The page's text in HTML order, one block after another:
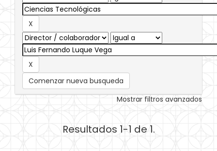
Comenzar nueva busqueda
Mostrar filtros avanzados
Resultados 1-1 de 1.